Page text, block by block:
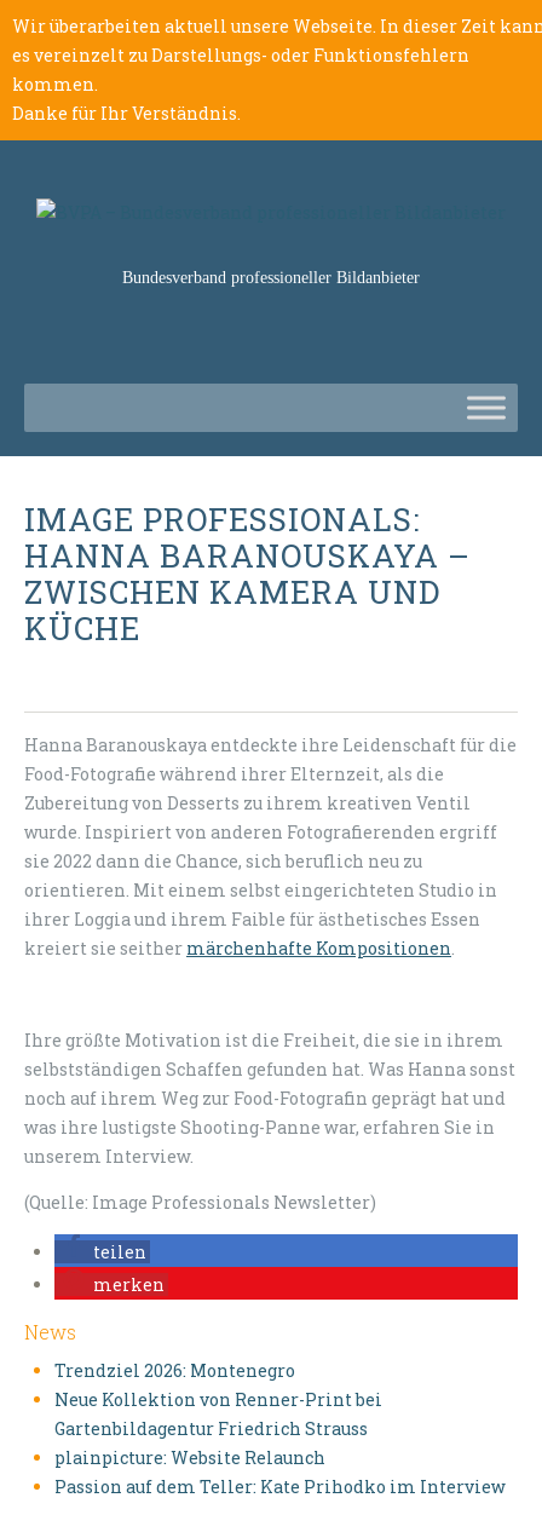
Wir überarbeiten aktuell unsere Webseite. In dieser Zeit
es vereinzelt zu Darstellungs- oder Funktionsfehlern
kommen.
Danke für Ihr Verständnis.
Bundesverband professioneller Bildanbieter
IMAGE PROFESSIONALS:
HANNA BARANOUSKAYA –
ZWISCHEN KAMERA UND
KÜCHE
Hanna Baranouskaya entdeckte ihre Leidenschaft für die
Food-Fotografie während ihrer Elternzeit, als die
Zubereitung von Desserts zu ihrem kreativen Ventil
wurde. Inspiriert von anderen Fotografierenden ergriff
sie 2022 dann die Chance, sich beruflich neu zu
orientieren. Mit einem selbst eingerichteten Studio in
ihrer Loggia und ihrem Faible für ästhetisches Essen
kreiert sie seither märchenhafte Kompositionen.
Ihre größte Motivation ist die Freiheit, die sie in ihrem
selbstständigen Schaffen gefunden hat. Was Hanna sonst
noch auf ihrem Weg zur Food-Fotografin geprägt hat und
was ihre lustigste Shooting-Panne war, erfahren Sie in
unserem Interview.
(Quelle: Image Professionals Newsletter)
teilen
merken
News
Trendziel 2026: Montenegro
Neue Kollektion von Renner-Print bei
Gartenbildagentur Friedrich Strauss
plainpicture: Website Relaunch
Passion auf dem Teller: Kate Prihodko im Interview